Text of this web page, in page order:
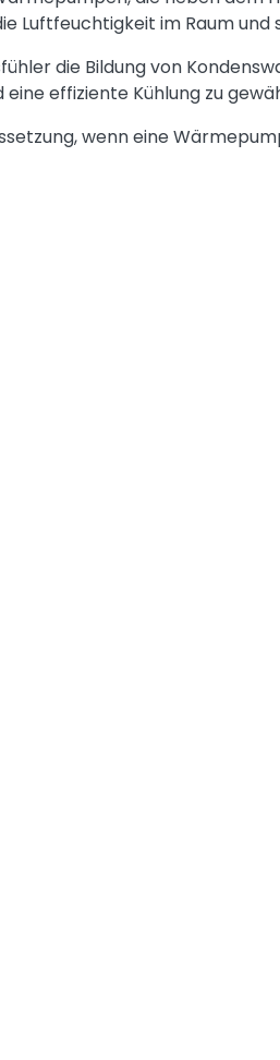
Luftfeuchtigkeit im Raum
die Bildung von
effiziente Kühlung zu
wenn eine